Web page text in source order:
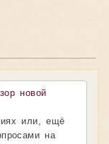
новой
или, ещё
на